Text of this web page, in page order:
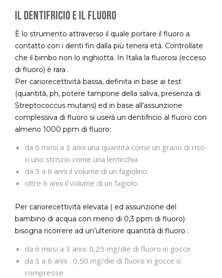
Il dentifricio e il fluoro
È lo strumento attraverso il quale portare il fluoro a
contatto con i denti fin dalla più tenera età. Controllate
che il bimbo non lo inghiotta. In Italia la fluorosi (ecceso
di fluoro) è rara .
Per cariorecettività bassa, definita in base ai test
(quantità, ph, potere tampone della saliva, presenza di
Streptococcus mutans) ed in base all’assunzione
complessiva di fluoro si userà un dentifricio al fluoro con
almeno 1000 ppm di fluoro:
da 6 mesi a 3 anni una quantità come un grano di riso
o uno striscio come una lenticchia
da 3 a 6 anni il volume di un fagiolino
oltre 6 anni il volume di un fagiolo.
Per cariorecettività elevata ( ed assunzione del
bambino di acqua con meno di 0,3 ppm di fluoro)
bisogna ricorrere ad un’ulteriore quantità di fluoro :
da 6 mesi a 3 anni: 0,25 mg/die di fluoro in gocce
da 3 a 6 anni : 0,50 mg/die di fluoro in gocce o
compresse